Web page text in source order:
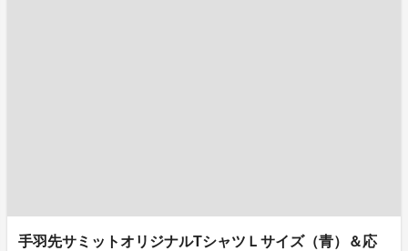
手羽先サミットオリジナルTシャツＬサイズ（青）＆応